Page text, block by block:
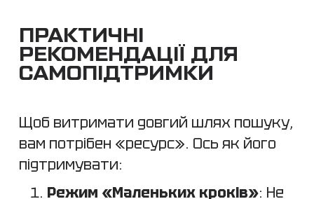
ПРАКТИЧНІ
РЕКОМЕНДАЦІЇ ДЛЯ
САМОПІДТРИМКИ
Щоб витримати довгий шлях пошуку,
вам потрібен «ресурс». Ось як його
підтримувати:
Режим «Маленьких кроків»: Не